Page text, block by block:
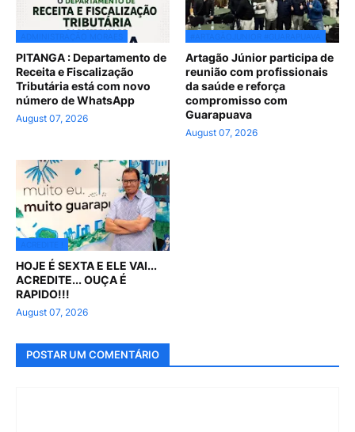
PITANGA : Departamento de
Receita e Fiscalização
Tributária está com novo
número de WhatsApp
August 07, 2026
Artagão Júnior participa de
reunião com profissionais
da saúde e reforça
compromisso com
Guarapuava
August 07, 2026
HOJE É SEXTA E ELE VAI...
ACREDITE... OUÇA É
RAPIDO!!!
August 07, 2026
POSTAR UM COMENTÁRIO